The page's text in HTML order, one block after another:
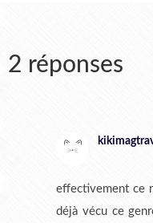
2 réponses
effectivement ce
déjà vécu ce